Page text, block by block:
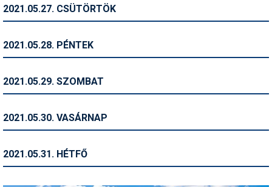
Utazási tippek
2021.05.27. CSÜTÖRTÖK
2021.05.28. PÉNTEK
2021.05.29. SZOMBAT
2021.05.30. VASÁRNAP
2021.05.31. HÉTFŐ